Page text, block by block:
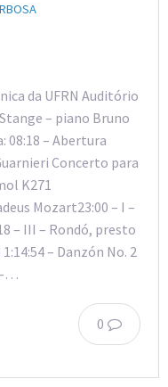
da UFRN Auditório
– piano Bruno
08:18 – Abertura
Concerto para
K271
Mozart23:00 – I –
– III – Rondó, presto
– Danzón No. 2
0